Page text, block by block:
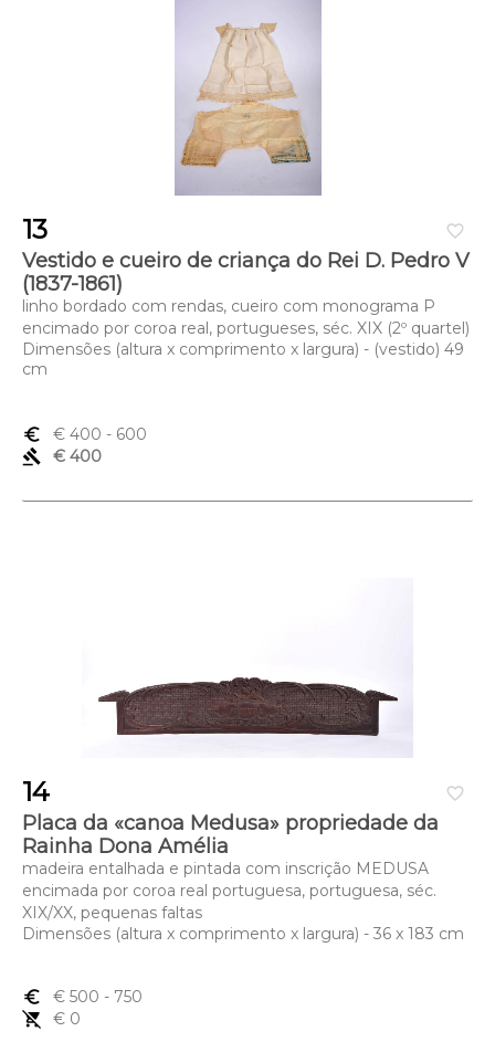
favorite_border
13
Vestido e cueiro de criança do Rei D. Pedro V
(1837-1861)
linho bordado com rendas, cueiro com monograma P
encimado por coroa real, portugueses, séc. XIX (2º quartel)
Dimensões (altura x comprimento x largura) - (vestido) 49
cm
euro_symbol € 400 - 600
gavel
€ 400
favorite_border
14
Placa da «canoa Medusa» propriedade da
Rainha Dona Amélia
madeira entalhada e pintada com inscrição MEDUSA
encimada por coroa real portuguesa, portuguesa, séc.
XIX/XX, pequenas faltas
Dimensões (altura x comprimento x largura) - 36 x 183 cm
euro_symbol € 500 - 750
remove_shopping_cart
€ 0